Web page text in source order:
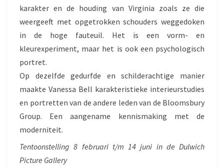
karakter en de houding van Virginia zoals ze die
weergeeft met opgetrokken schouders weggedoken
in de hoge fauteuil. Het is een vorm- en
kleurexperiment, maar het is ook een psychologisch
portret.
Op dezelfde gedurfde en schilderachtige manier
maakte Vanessa Bell karakteristieke interieurstudies
en portretten van de andere leden van de Bloomsbury
Group. Een aangename kennismaking met de
moderniteit.
Tentoonstelling 8 februari t/m 14 juni in de Dulwich
Picture Gallery